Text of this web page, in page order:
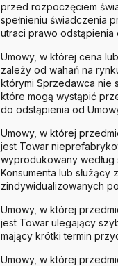
przed rozpoczęciem
spełnieniu świadczenia
utraci prawo odstąpienia
Umowy, w której cena
zależy od wahań na
którymi Sprzedawca nie
które mogą wystąpić
do odstąpienia od
Umowy, w której
jest Towar
wyprodukowany
Konsumenta lub służący
zindywidualizowanych
Umowy, w której
jest Towar ulegający
mający krótki termin
Umowy, w której